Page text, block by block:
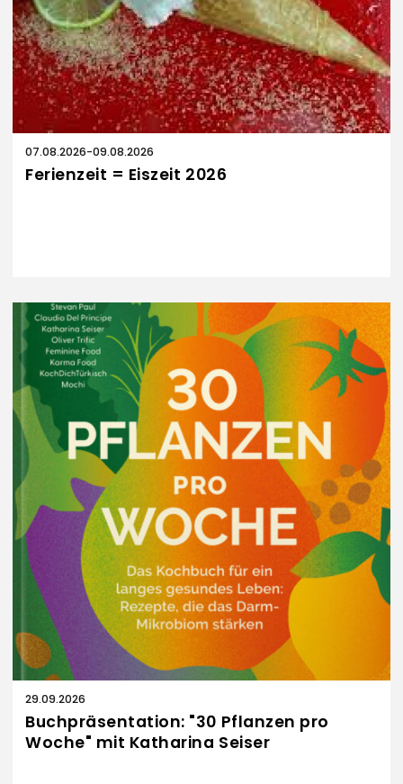
07.08.2026-09.08.2026
Ferienzeit = Eiszeit 2026
29.09.2026
Buchpräsentation: "30 Pflanzen pro
Woche" mit Katharina Seiser